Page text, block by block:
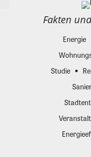
Fakten
Energie
Studie